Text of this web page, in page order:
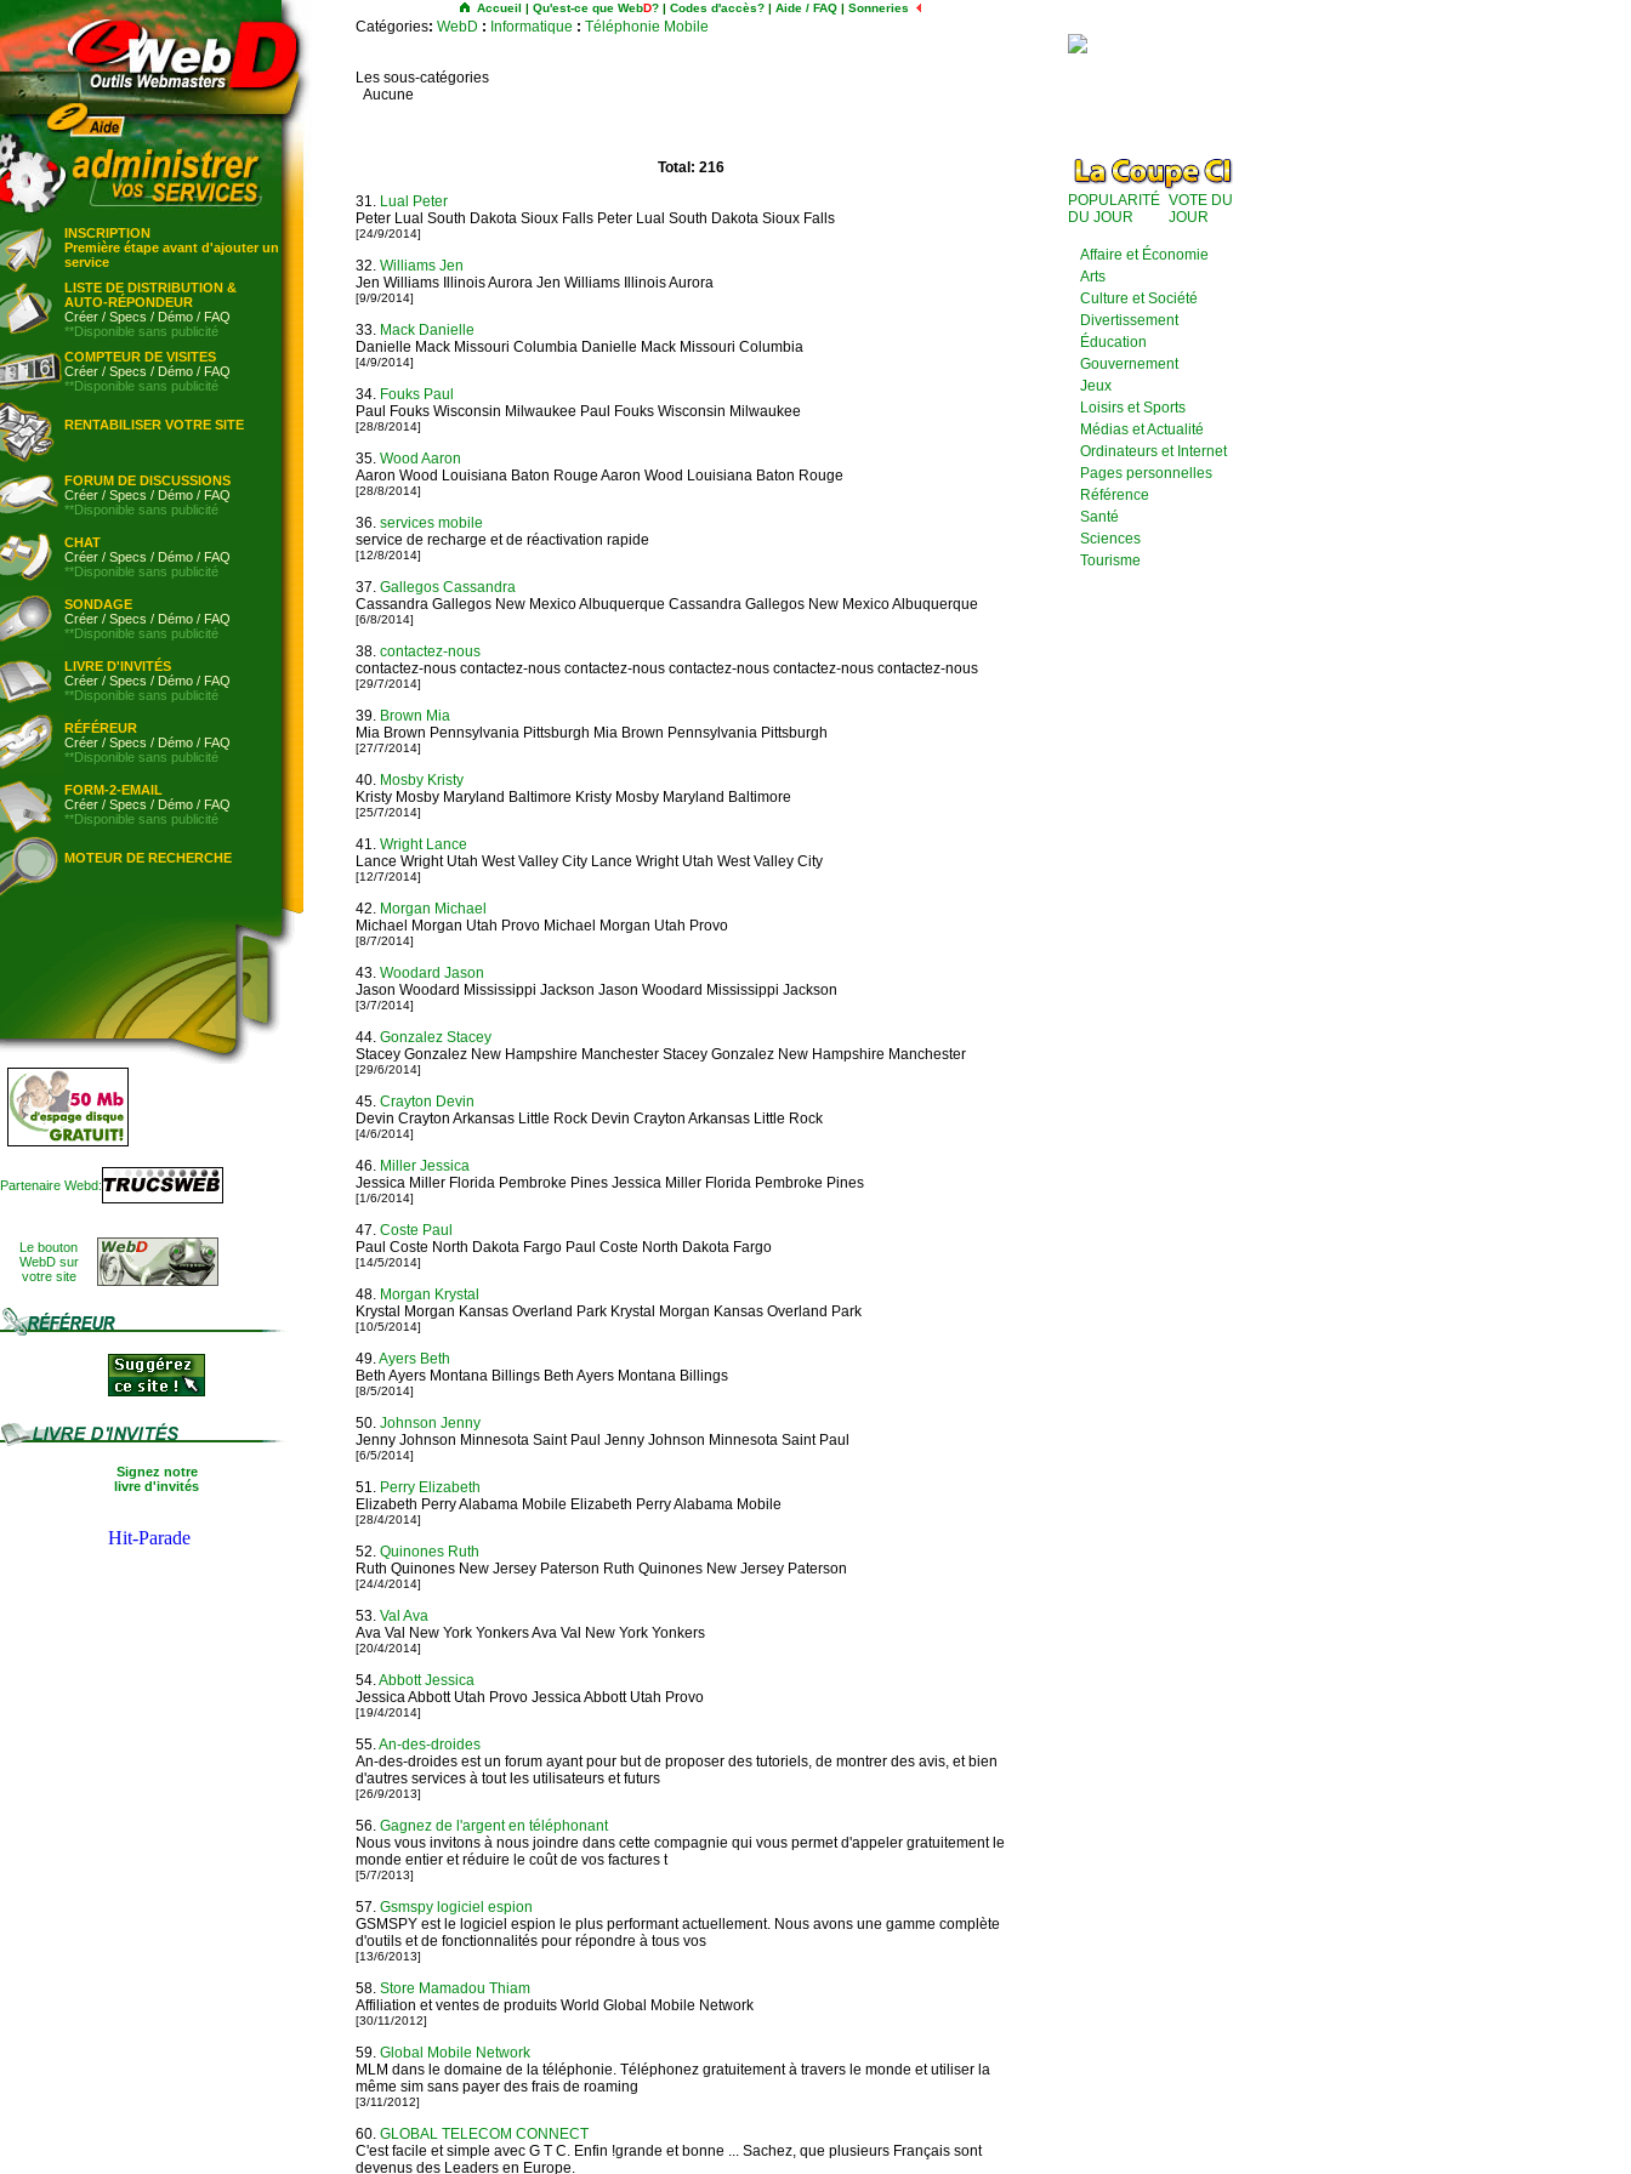
INSCRIPTION
Première étape avant d'ajouter un
service
LISTE DE DISTRIBUTION &
AUTO-RÉPONDEUR
Créer / Specs / Démo / FAQ
**Disponible sans publicité
COMPTEUR DE VISITES
Créer / Specs / Démo / FAQ
**Disponible sans publicité
RENTABILISER VOTRE SITE
FORUM DE DISCUSSIONS
Créer / Specs / Démo / FAQ
**Disponible sans publicité
CHAT
Créer / Specs / Démo / FAQ
**Disponible sans publicité
SONDAGE
Créer / Specs / Démo / FAQ
**Disponible sans publicité
LIVRE D'INVITÉS
Créer / Specs / Démo / FAQ
**Disponible sans publicité
RÉFÉREUR
Créer / Specs / Démo / FAQ
**Disponible sans publicité
FORM-2-EMAIL
Créer / Specs / Démo / FAQ
**Disponible sans publicité
MOTEUR DE RECHERCHE
Partenaire Webd:
Le bouton
WebD sur
votre site
Signez notre
livre d'invités
Accueil | Qu'est-ce que WebD? | Codes d'accès? | Aide / FAQ | Sonneries
Catégories: WebD : Informatique : Téléphonie Mobile
Les sous-catégories
Aucune
Total: 216
31. Lual Peter
Peter Lual South Dakota Sioux Falls Peter Lual South Dakota Sioux Falls
[24/9/2014]
32. Williams Jen
Jen Williams Illinois Aurora Jen Williams Illinois Aurora
[9/9/2014]
33. Mack Danielle
Danielle Mack Missouri Columbia Danielle Mack Missouri Columbia
[4/9/2014]
34. Fouks Paul
Paul Fouks Wisconsin Milwaukee Paul Fouks Wisconsin Milwaukee
[28/8/2014]
35. Wood Aaron
Aaron Wood Louisiana Baton Rouge Aaron Wood Louisiana Baton Rouge
[28/8/2014]
36. services mobile
service de recharge et de réactivation rapide
[12/8/2014]
37. Gallegos Cassandra
Cassandra Gallegos New Mexico Albuquerque Cassandra Gallegos New Mexico Albuquerque
[6/8/2014]
38. contactez-nous
contactez-nous contactez-nous contactez-nous contactez-nous contactez-nous contactez-nous
[29/7/2014]
39. Brown Mia
Mia Brown Pennsylvania Pittsburgh Mia Brown Pennsylvania Pittsburgh
[27/7/2014]
40. Mosby Kristy
Kristy Mosby Maryland Baltimore Kristy Mosby Maryland Baltimore
[25/7/2014]
41. Wright Lance
Lance Wright Utah West Valley City Lance Wright Utah West Valley City
[12/7/2014]
42. Morgan Michael
Michael Morgan Utah Provo Michael Morgan Utah Provo
[8/7/2014]
43. Woodard Jason
Jason Woodard Mississippi Jackson Jason Woodard Mississippi Jackson
[3/7/2014]
44. Gonzalez Stacey
Stacey Gonzalez New Hampshire Manchester Stacey Gonzalez New Hampshire Manchester
[29/6/2014]
45. Crayton Devin
Devin Crayton Arkansas Little Rock Devin Crayton Arkansas Little Rock
[4/6/2014]
46. Miller Jessica
Jessica Miller Florida Pembroke Pines Jessica Miller Florida Pembroke Pines
[1/6/2014]
47. Coste Paul
Paul Coste North Dakota Fargo Paul Coste North Dakota Fargo
[14/5/2014]
48. Morgan Krystal
Krystal Morgan Kansas Overland Park Krystal Morgan Kansas Overland Park
[10/5/2014]
49.Ayers Beth
Beth Ayers Montana Billings Beth Ayers Montana Billings
[8/5/2014]
50. Johnson Jenny
Jenny Johnson Minnesota Saint Paul Jenny Johnson Minnesota Saint Paul
[6/5/2014]
51. Perry Elizabeth
Elizabeth Perry Alabama Mobile Elizabeth Perry Alabama Mobile
[28/4/2014]
52. Quinones Ruth
Ruth Quinones New Jersey Paterson Ruth Quinones New Jersey Paterson
[24/4/2014]
53. Val Ava
Ava Val New York Yonkers Ava Val New York Yonkers
[20/4/2014]
54.Abbott Jessica
Jessica Abbott Utah Provo Jessica Abbott Utah Provo
[19/4/2014]
55.An-des-droides
An-des-droides est un forum ayant pour but de proposer des tutoriels, de montrer des avis, et bien
d'autres services à tout les utilisateurs et futurs
[26/9/2013]
56. Gagnez de l'argent en téléphonant
Nous vous invitons à nous joindre dans cette compagnie qui vous permet d'appeler gratuitement le
monde entier et réduire le coût de vos factures t
[5/7/2013]
57. Gsmspy logiciel espion
GSMSPY est le logiciel espion le plus performant actuellement. Nous avons une gamme complète
d'outils et de fonctionnalités pour répondre à tous vos
[13/6/2013]
58. Store Mamadou Thiam
Affiliation et ventes de produits World Global Mobile Network
[30/11/2012]
59. Global Mobile Network
MLM dans le domaine de la téléphonie. Téléphonez gratuitement à travers le monde et utiliser la
même sim sans payer des frais de roaming
[3/11/2012]
60. GLOBAL TELECOM CONNECT
C'est facile et simple avec G T C. Enfin !grande et bonne ... Sachez, que plusieurs Français sont
devenus des Leaders en Europe.
POPULARITÉ
DU JOUR
VOTE DU
JOUR
Affaire et Économie
Arts
Culture et Société
Divertissement
Éducation
Gouvernement
Jeux
Loisirs et Sports
Médias et Actualité
Ordinateurs et Internet
Pages personnelles
Référence
Santé
Sciences
Tourisme